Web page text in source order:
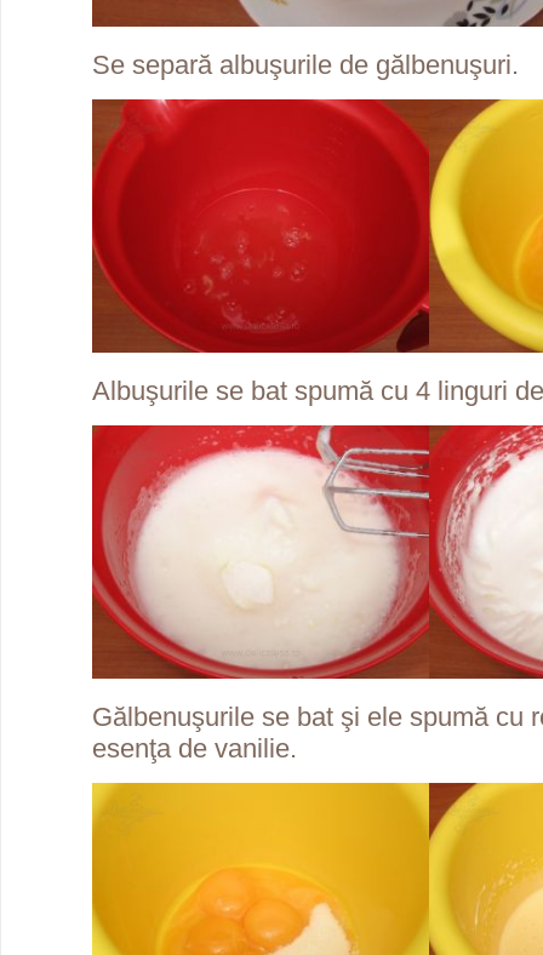
Se separă albuşurile de gălbenuşuri.
Albuşurile se bat spumă cu 4 linguri
Gălbenuşurile se bat şi ele spumă cu
esenţa de vanilie.